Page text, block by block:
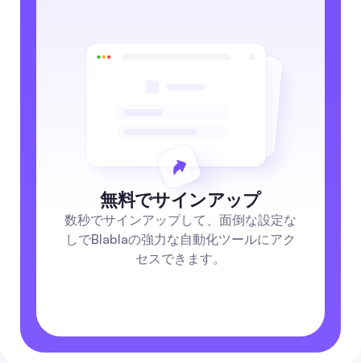
無料でサインアップ
数秒でサインアップして、面倒な設定な
しでBlablaの強力な自動化ツールにアク
セスできます。